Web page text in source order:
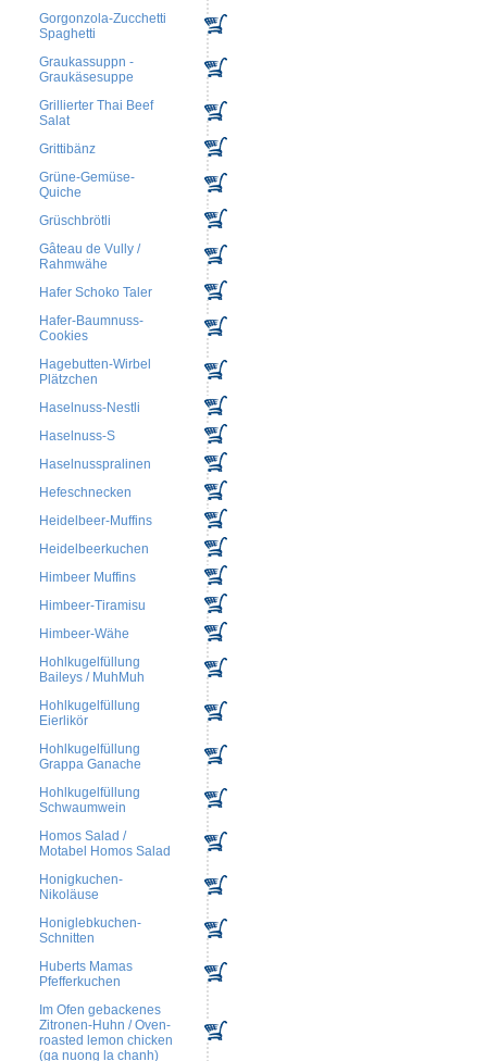
Gorgonzola-Zucchetti
Spaghetti
Graukassuppn -
Graukäsesuppe
Grillierter Thai Beef
Salat
Grittibänz
Grüne-Gemüse-
Quiche
Grüschbrötli
Gâteau de Vully /
Rahmwähe
Hafer Schoko Taler
Hafer-Baumnuss-
Cookies
Hagebutten-Wirbel
Plätzchen
Haselnuss-Nestli
Haselnuss-S
Haselnusspralinen
Hefeschnecken
Heidelbeer-Muffins
Heidelbeerkuchen
Himbeer Muffins
Himbeer-Tiramisu
Himbeer-Wähe
Hohlkugelfüllung
Baileys / MuhMuh
Hohlkugelfüllung
Eierlikör
Hohlkugelfüllung
Grappa Ganache
Hohlkugelfüllung
Schwaumwein
Homos Salad /
Motabel Homos Salad
Honigkuchen-
Nikoläuse
Honiglebkuchen-
Schnitten
Huberts Mamas
Pfefferkuchen
Im Ofen gebackenes
Zitronen-Huhn / Oven-
roasted lemon chicken
(ga nuong la chanh)